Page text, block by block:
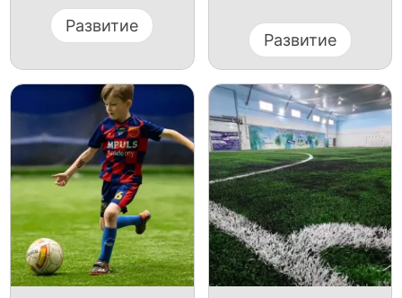
Развитие
Развитие